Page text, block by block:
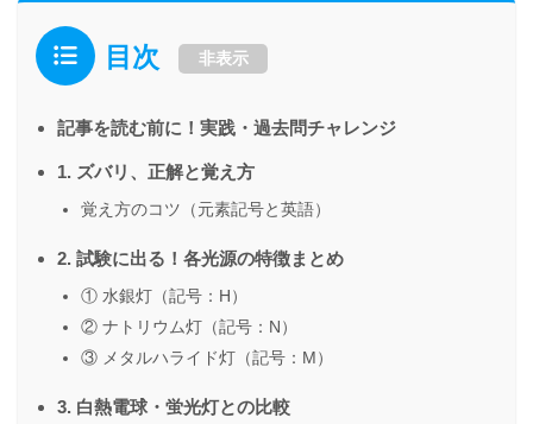
目次 非表示
記事を読む前に！実践・過去問チャレンジ
1. ズバリ、正解と覚え方
覚え方のコツ（元素記号と英語）
2. 試験に出る！各光源の特徴まとめ
① 水銀灯（記号：H）
② ナトリウム灯（記号：N）
③ メタルハライド灯（記号：M）
3. 白熱電球・蛍光灯との比較